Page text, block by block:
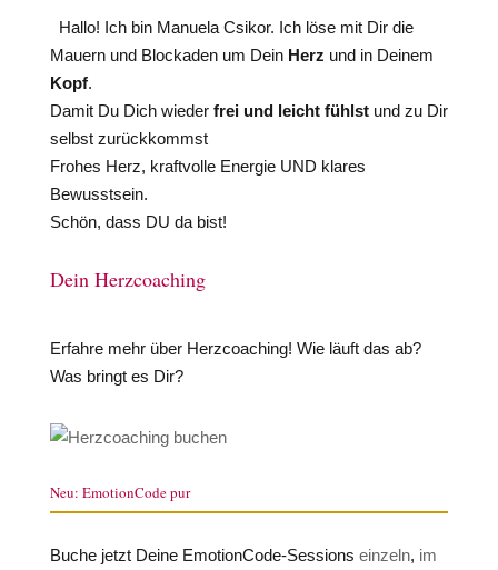
Hallo! Ich bin Manuela Csikor. Ich löse mit Dir die
Mauern und Blockaden um Dein Herz und in Deinem
Kopf.
Damit Du Dich wieder frei und leicht fühlstund zu Dir
selbst zurückkommst
Frohes Herz, kraftvolle Energie UND klares
Bewusstsein.
Schön, dass DU da bist!
Dein Herzcoaching
Erfahre mehr über Herzcoaching! Wie läuft das ab?
Was bringt es Dir?
Neu: EmotionCode pur
Buche jetzt Deine EmotionCode-Sessions einzeln, im